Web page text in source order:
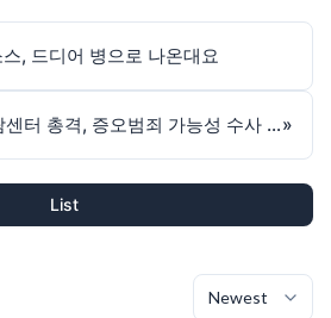
, 드디어 병으로 나온대요
🕌 샌디에이고 이슬람센터 총격, 증오범죄 가능성 수사 중»
List